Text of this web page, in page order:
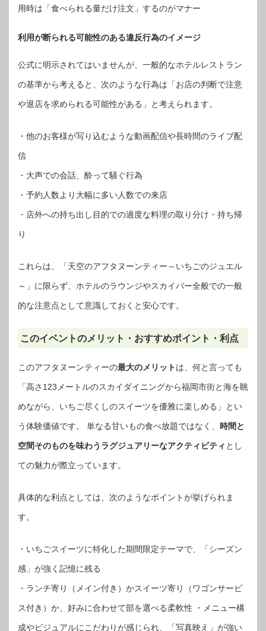
用時は「食べられる量だけ注文」するのがマナー
利用が断られる可能性のある違反行為のイメージ
公式に明示されてはいませんが、一般的なホテルレストラン
の基準から考えると、次のような行為は「お店の判断で注意
や退店を求められる可能性がある」と考えられます。
・他のお客様が写り込むような動画配信や長時間のライブ配
信
・大声での会話、酔って騒ぐ行為
・予約人数より大幅に多い人数での来店
・店外への持ち出し目的での過度な料理の取り分け・持ち帰
り
これらは、「天空のアフタヌーンティー～いちごのジュエル
～」に限らず、ホテルのラウンジやスカイバー全般での一般
的な注意点として意識しておくと安心です。
このイベントのメリット・おすすめポイント・利点
このアフタヌーンティーの最大のメリットは、何と言っても
「高さ123メートルのスカイダイニングから福岡市街と海を眺
めながら、いちご尽くしのスイーツを優雅に楽しめる」とい
う体験価値です。 単なる甘いもの食べ放題ではなく、 時間と
空間そのものを味わうラグジュアリーなアクティビティ とし
ての魅力が際立っています。
具体的な利点としては、次のようなポイントが挙げられま
す。
・いちごスイーツに特化した期間限定テーマで、「シーズン
感」が強く記憶に残る
・ランチ寄り（メイン付き）かスイーツ寄り（ワゴンサービ
ス付き）か、好みに合わせて部を選べる柔軟性 ・メニュー構
成やビジュアルにこだわりが感じられ、「写真映え」が強い